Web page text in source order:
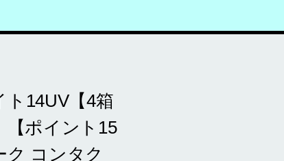
14UV【4箱
【ポイント15
ク コンタク